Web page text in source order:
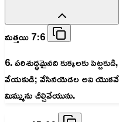
మత్తయి 7:6
6. పరిశుద్ధమైనది కుక్కలకు
వేయకుడి; వేసినయెడల అవి
మిమ్మును చీల్చివేయును.